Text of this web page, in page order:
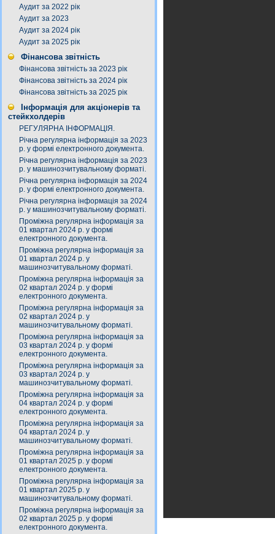
Аудит за 2022 рік
Аудит за 2023
Аудит за 2024 рік
Аудит за 2025 рік
Фінансова звітність
Фінансова звітність за 2023 рік
Фінансова звітність за 2024 рік
Фінансова звітність за 2025 рік
Інформація для акціонерів та
стейкхолдерів
РЕГУЛЯРНА ІНФОРМАЦІЯ.
Річна регулярна інформація за 2023
р. у формі електронного документа.
Річна регулярна інформація за 2023
р. у машинозчитувальному форматі.
Річна регулярна інформація за 2024
р. у формі електронного документа.
Річна регулярна інформація за 2024
р. у машинозчитувальному форматі.
Проміжна регулярна інформація за
01 квартал 2024 р. у формі
електронного документа.
Проміжна регулярна інформація за
01 квартал 2024 р. у
машинозчитувальному форматі.
Проміжна регулярна інформація за
02 квартал 2024 р. у формі
електронного документа.
Проміжна регулярна інформація за
02 квартал 2024 р. у
машинозчитувальному форматі.
Проміжна регулярна інформація за
03 квартал 2024 р. у формі
електронного документа.
Проміжна регулярна інформація за
03 квартал 2024 р. у
машинозчитувальному форматі.
Проміжна регулярна інформація за
04 квартал 2024 р. у формі
електронного документа.
Проміжна регулярна інформація за
04 квартал 2024 р. у
машинозчитувальному форматі.
Проміжна регулярна інформація за
01 квартал 2025 р. у формі
електронного документа.
Проміжна регулярна інформація за
01 квартал 2025 р. у
машинозчитувальному форматі.
Проміжна регулярна інформація за
02 квартал 2025 р. у формі
електронного документа.